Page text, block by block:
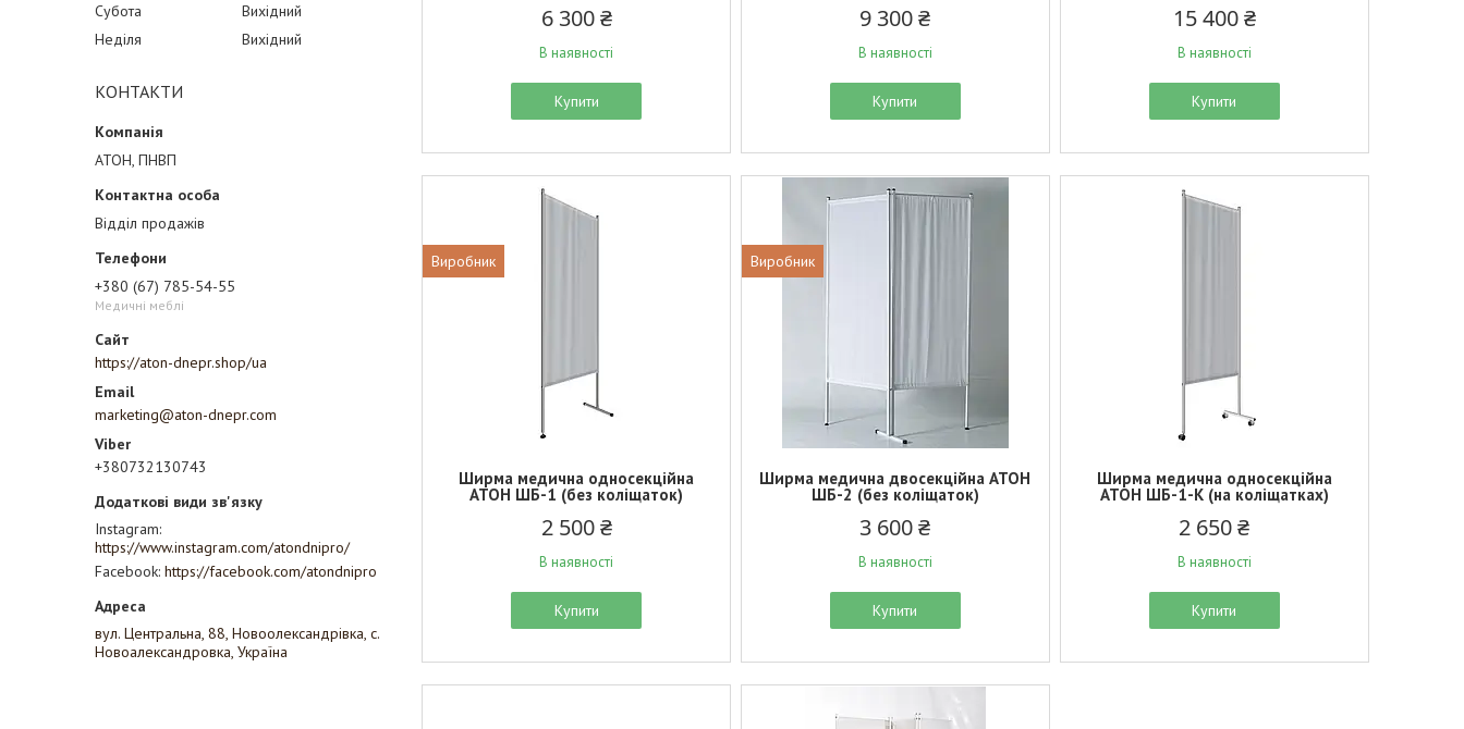
Субота
Вихідний
Неділя
Вихідний
КОНТАКТИ
АТОН, ПНВП
Відділ продажів
+380 (67) 785-54-55
Медичні меблі
https://aton-dnepr.shop/ua
marketing@aton-dnepr.com
+380732130743
Instagram
https://www.instagram.com/atondnipro/
Facebook https://facebook.com/atondnipro
вул. Центральна, 88, Новоолександрівка, с.
Новоалександровка, Україна
6 300 ₴
В наявності
Купити
9 300 ₴
В наявності
Купити
15 400 ₴
В наявності
Купити
Виробник
Ширма медична односекційна
АТОН ШБ-1 (без коліщаток)
2 500 ₴
В наявності
Купити
Виробник
Ширма медична двосекційна АТОН
ШБ-2 (без коліщаток)
3 600 ₴
В наявності
Купити
Ширма медична односекційна
АТОН ШБ-1-К (на коліщатках)
2 650 ₴
В наявності
Купити